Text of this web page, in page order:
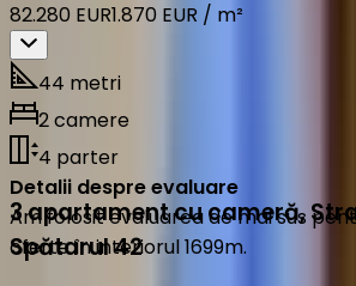
82.280 EUR1.870 EUR / m²
44 metri
2 camere
4 parter
Detalii despre evaluare
Am folosit evaluarea de mai sus
oferte în interiorul 1699m.
3 apartament cu cameră,
Spătarul 42